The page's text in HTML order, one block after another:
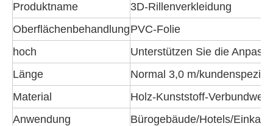
Produktname
3D-Rillenverkleidung
OberflächenbehandlungPVC-Folie
hoch
Unterstützen Sie die
Länge
Normal 3,0 m/
Material
Holz-Kunststoff-
Anwendung
Bürogebäude/Hotels/